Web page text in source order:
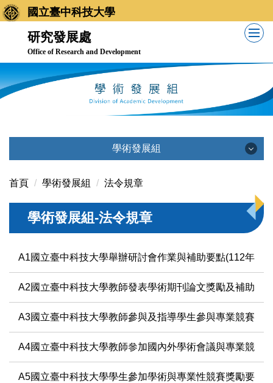
跳
到
容
區
國立臺中科技大學
研究發展處
Office of Research and Development
學術發展組
學術發展組
公告訊息
業務職掌
法令規章
獎勵與補助
首頁 學術發展組 法令規章
學術發展組-法令規章
A1國立臺中科技大學舉辦研討會作業與補助要點(112年01
A2國立臺中科技大學教師發表學術期刊論文獎勵及補助要
A3國立臺中科技大學教師參與及指導學生參與專業競賽獎
A4國立臺中科技大學教師參加國內外學術會議與專業競賽
A5國立臺中科技大學學生參加學術與專業性競賽獎勵要點